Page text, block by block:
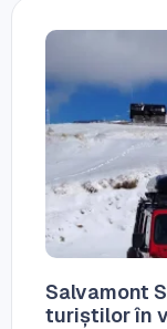
Salvamont
turiștilor în